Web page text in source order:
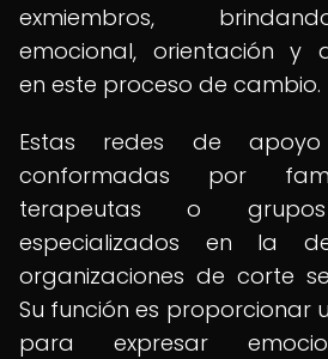
exmiembros,
emocional, orientación y
en este proceso de cambio.
Estas redes de
conformadas por
terapeutas o
especializados en la
organizaciones de corte
Su función es proporcionar
para expresar